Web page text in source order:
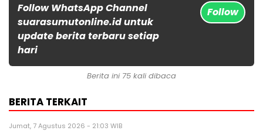
Follow WhatsApp Channel
suarasumutonline.id untuk
update berita terbaru setiap
hari
Follow
Berita ini 75 kali dibaca
BERITA TERKAIT
Jumat, 7 Agustus 2026 - 21:03 WIB